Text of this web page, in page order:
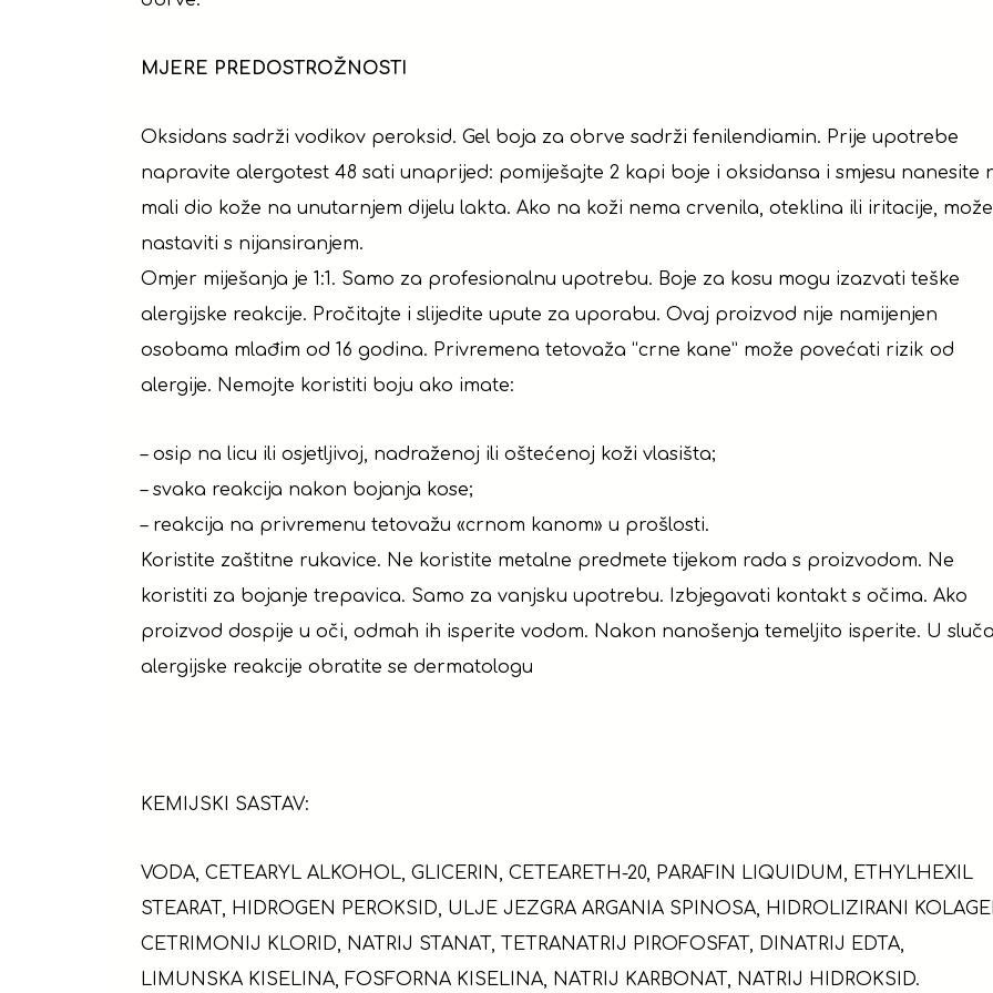
MJERE PREDOSTROŽNOSTI
Oksidans sadrži vodikov peroksid. Gel boja za obrve sadrži fenilendiamin. Prije upotrebe
napravite alergotest 48 sati unaprijed: pomiješajte 2 kapi boje i oksidansa i smjesu nanesite
mali dio kože na unutarnjem dijelu lakta. Ako na koži nema crvenila, oteklina ili iritacije,
nastaviti s nijansiranjem.
Omjer miješanja je 1:1. Samo za profesionalnu upotrebu. Boje za kosu mogu izazvati teške
alergijske reakcije. Pročitajte i slijedite upute za uporabu. Ovaj proizvod nije namijenjen
osobama mlađim od 16 godina. Privremena tetovaža “crne kane” može povećati rizik od
alergije. Nemojte koristiti boju ako imate:
– osip na licu ili osjetljivoj, nadraženoj ili oštećenoj koži vlasišta;
– svaka reakcija nakon bojanja kose;
– reakcija na privremenu tetovažu «crnom kanom» u prošlosti.
Koristite zaštitne rukavice. Ne koristite metalne predmete tijekom rada s proizvodom. Ne
koristiti za bojanje trepavica. Samo za vanjsku upotrebu. Izbjegavati kontakt s očima. Ako
proizvod dospije u oči, odmah ih isperite vodom. Nakon nanošenja temeljito isperite. U
alergijske reakcije obratite se dermatologu
KEMIJSKI SASTAV:
VODA, CETEARYL ALKOHOL, GLICERIN, CETEARETH-20, PARAFIN LIQUIDUM, ETHYLHEXIL
STEARAT, HIDROGEN PEROKSID, ULJE JEZGRA ARGANIA SPINOSA, HIDROLIZIRANI
CETRIMONIJ KLORID, NATRIJ STANAT, TETRANATRIJ PIROFOSFAT, DINATRIJ EDTA,
LIMUNSKA KISELINA, FOSFORNA KISELINA, NATRIJ KARBONAT, NATRIJ HIDROKSID.